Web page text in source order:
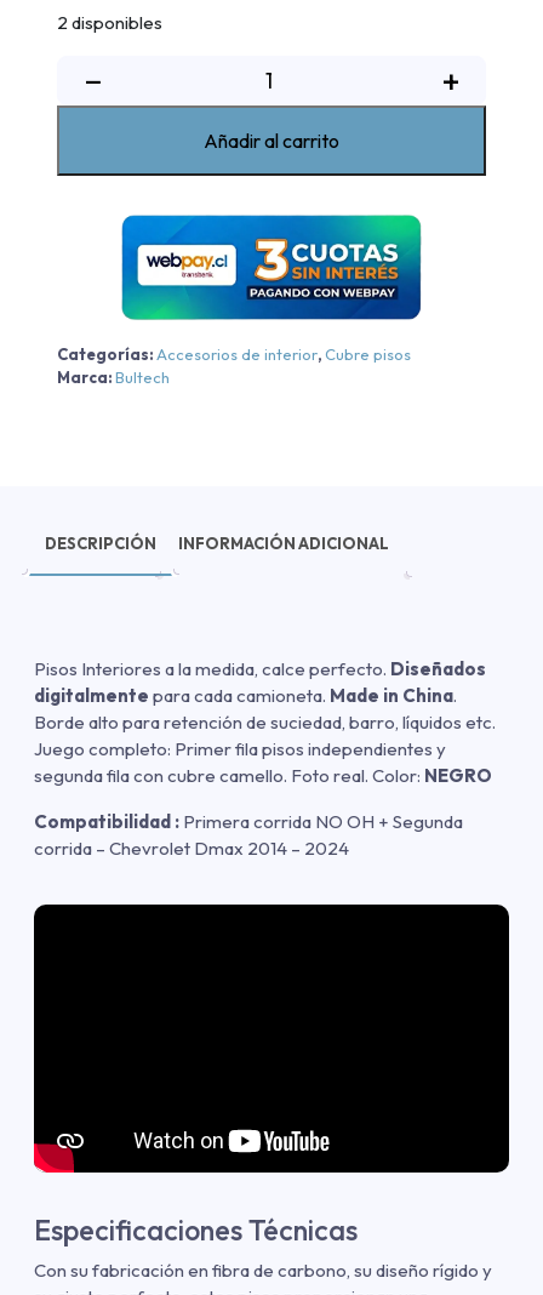
2 disponibles
−
Pisos
Dmax
2014-
2024
cantidad
+
Añadir al carrito
Categorías: Accesorios de interior,Cubre pisos
Marca:Bultech
DESCRIPCIÓN INFORMACIÓN ADICIONAL
Pisos Interiores a la medida, calce perfecto. Diseñados
digitalmente para cada camioneta. Made in China.
Borde alto para retención de suciedad, barro, líquidos etc.
Juego completo: Primer fila pisos independientes y
segunda fila con cubre camello. Foto real. Color: NEGRO
Compatibilidad : Primera corrida NO OH + Segunda
corrida – Chevrolet Dmax 2014 – 2024
Especificaciones Técnicas
Con su fabricación en fibra de carbono, su diseño rígido y